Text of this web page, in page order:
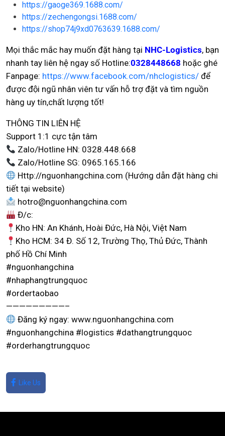
https://gaoge369.1688.com/
https://zechengongsi.1688.com/
https://shop74j9xd0763639.1688.com/
Mọi thắc mắc hay muốn đặt hàng tại NHC-Logistics, bạn
nhanh tay liên hệ ngay số Hotline:0328448668 hoặc ghé
Fanpage: https://www.facebook.com/nhclogistics/ để
được đội ngũ nhân viên tư vấn hỗ trợ đặt và tìm nguồn
hàng uy tín,chất lượng tốt!
THÔNG TIN LIÊN HỆ
Support 1:1 cực tận tâm
Zalo/Hotline HN: 0328.448.668
Zalo/Hotline SG: 0965.165.166
Http://nguonhangchina.com (Hướng dẫn đặt hàng chi
tiết tại website)
hotro@nguonhangchina.com
Đ/c:
Kho HN: An Khánh, Hoài Đức, Hà Nội, Việt Nam
Kho HCM: 34 Đ. Số 12, Trường Thọ, Thủ Đức, Thành
phố Hồ Chí Minh
#nguonhangchina
#nhaphangtrungquoc
#ordertaobao
—————————–
Đăng ký ngay: www.nguonhangchina.com
#nguonhangchina #logistics #dathangtrungquoc
#orderhangtrungquoc
Like Us